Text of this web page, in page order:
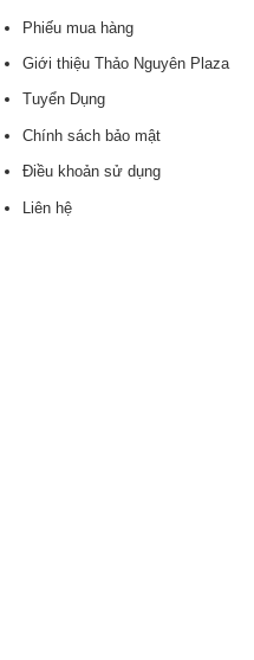
Phiếu mua hàng
Giới thiệu Thảo Nguyên Plaza
Tuyển Dụng
Chính sách bảo mật
Điều khoản sử dụng
Liên hệ